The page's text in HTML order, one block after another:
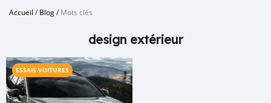
Accueil /Blog/Mots clés
design extérieur
ESSAIS VOITURES